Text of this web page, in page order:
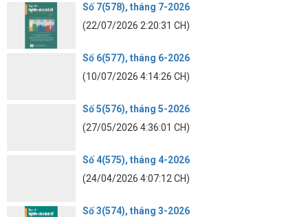
Số 7(578), tháng 7-2026
(22/07/2026 2:20:31 CH)
Số 6(577), tháng 6-2026
(10/07/2026 4:14:26 CH)
Số 5(576), tháng 5-2026
(27/05/2026 4:36:01 CH)
Số 4(575), tháng 4-2026
(24/04/2026 4:07:12 CH)
Số 3(574), tháng 3-2026